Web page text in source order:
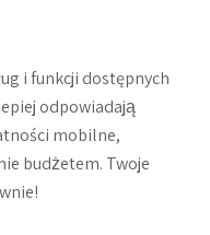
i funkcji dostępnych
odpowiadają
mobilne,
budżetem. Twoje